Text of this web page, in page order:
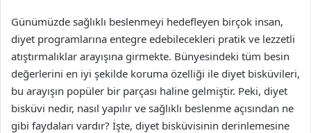
Günümüzde sağlıklı beslenmeyi hedefleyen birçok insan,
diyet programlarına entegre edebilecekleri pratik ve lezzetli
atıştırmalıklar arayışına girmekte. Bünyesindeki tüm besin
değerlerini en iyi şekilde koruma özelliği ile diyet bisküvileri,
bu arayışın popüler bir parçası haline gelmiştir. Peki, diyet
bisküvi nedir, nasıl yapılır ve sağlıklı beslenme açısından ne
gibi faydaları vardır? İşte, diyet bisküvisinin derinlemesine